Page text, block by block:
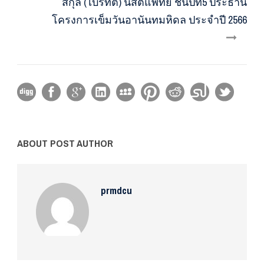
โครงการเข็มวันอานันทมหิดล ประจำปี 2566
ABOUT POST AUTHOR
prmdcu